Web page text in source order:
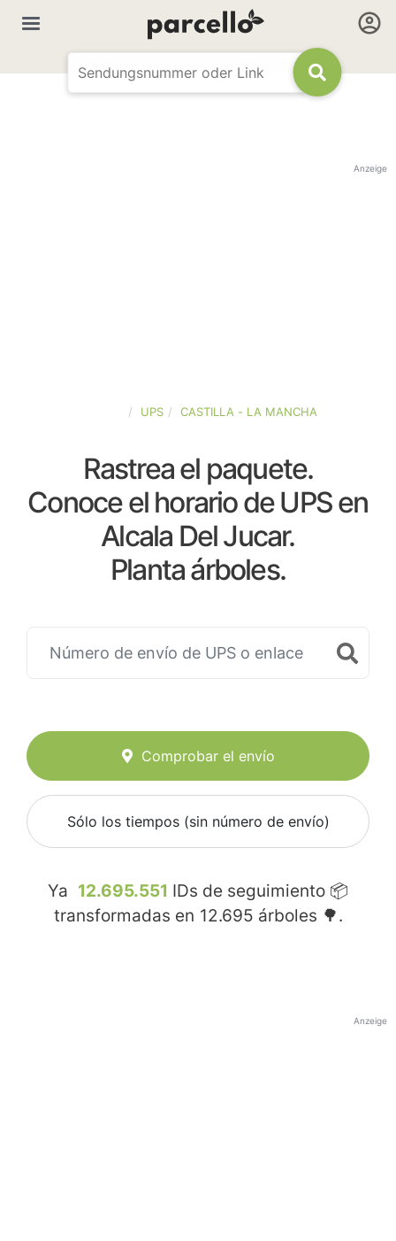
Anzeige
UPS CASTILLA - LA MANCHA
Rastrea el paquete.
Conoce el horario de UPS en
Alcala Del Jucar.
Planta árboles.
Comprobar el envío
Sólo los tiempos (sin número de envío)
Ya 12.695.551 IDs de seguimiento 📦
transformadas en 12.695 árboles 🌳.
Anzeige